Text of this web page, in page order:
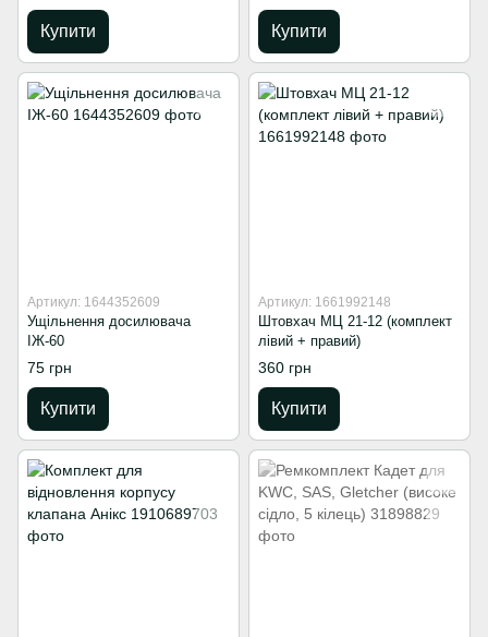
Купити Купити
Артикул: 1644352609
Ущільнення досилювача
ІЖ-60
75 грн
Купити
Артикул: 1661992148
Штовхач МЦ 21-12 (комплект
лівий + правий)
360 грн
Купити